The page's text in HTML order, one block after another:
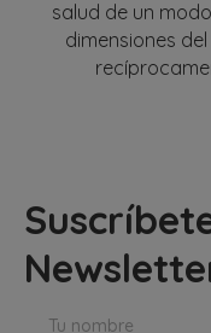
salud de un
dimensiones